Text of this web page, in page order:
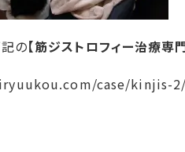
の【筋ジストロフィー治療専
case/kinjis-2/